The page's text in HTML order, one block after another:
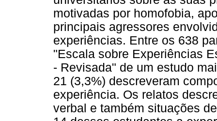
motivadas por homofobia,
principais agressores
experiências. Entre os 638
"Escala sobre Experiências
- Revisada" de um estudo
21 (3,3%) descreveram
experiência. Os relatos
verbal e também situações